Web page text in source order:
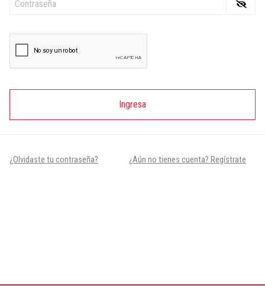
Ingresa
¿Olvidaste tu contraseña? ¿Aún no tienes cuenta? Regístrate